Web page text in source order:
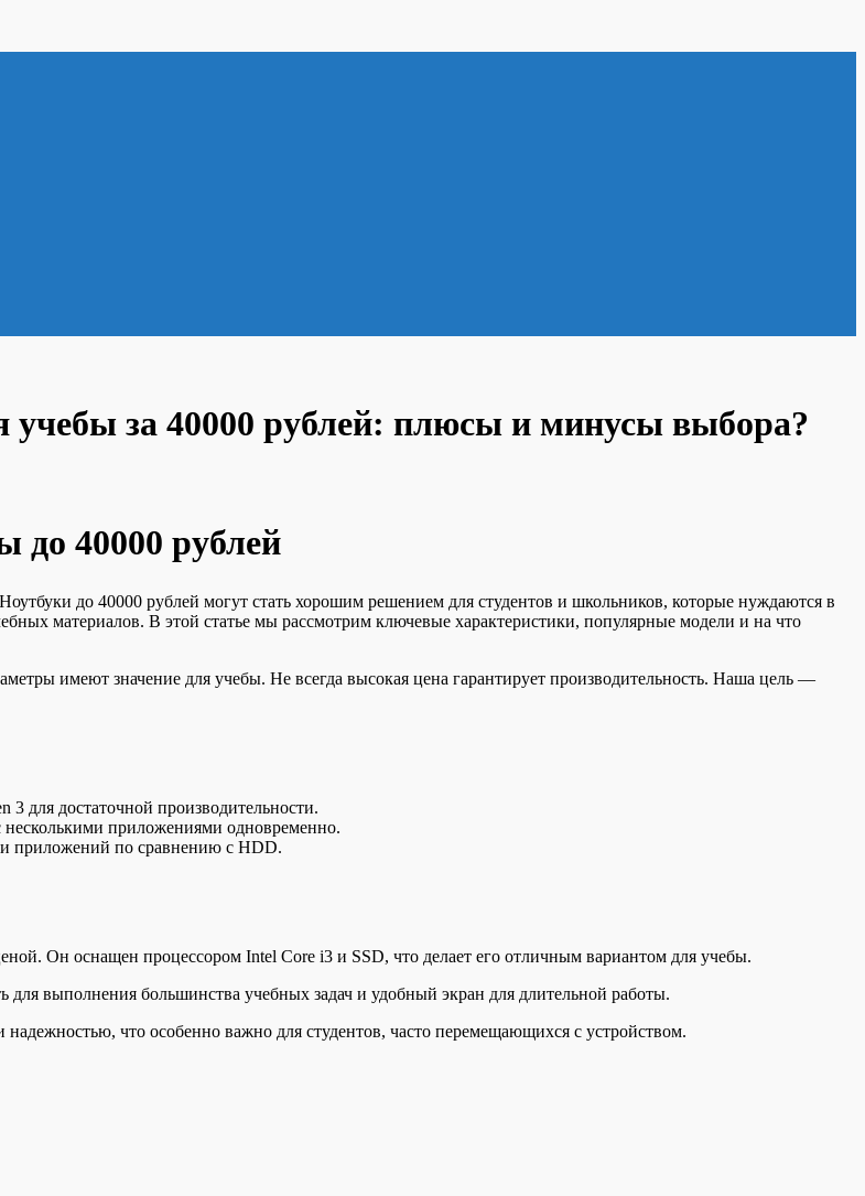
учебы за 40000 рублей: плюсы и минусы выбора?
до 40000 рублей
до 40000 рублей могут стать хорошим решением для студентов и школьников, которые нуждаются в
материалов. В этой статье мы рассмотрим ключевые характеристики, популярные модели и на что
имеют значение для учебы. Не всегда высокая цена гарантирует производительность. Наша цель —
для достаточной производительности.
приложениями одновременно.
и приложений по сравнению с HDD.
Он оснащен процессором Intel Core i3 и SSD, что делает его отличным вариантом для учебы.
выполнения большинства учебных задач и удобный экран для длительной работы.
что особенно важно для студентов, часто перемещающихся с устройством.